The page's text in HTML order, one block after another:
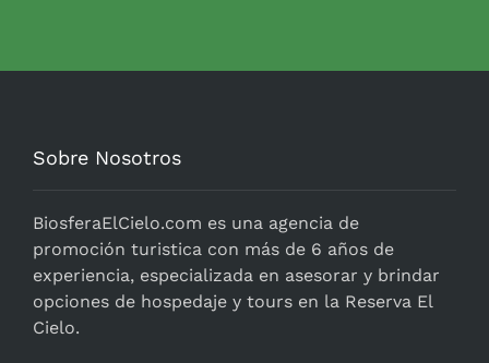
Sobre Nosotros
BiosferaElCielo.com es una agencia de
promoción turistica con más de 6 años de
experiencia, especializada en asesorar y brindar
opciones de hospedaje y tours en la Reserva El
Cielo.